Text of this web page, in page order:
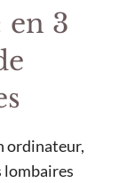
en 3
ordinateur,
lombaires